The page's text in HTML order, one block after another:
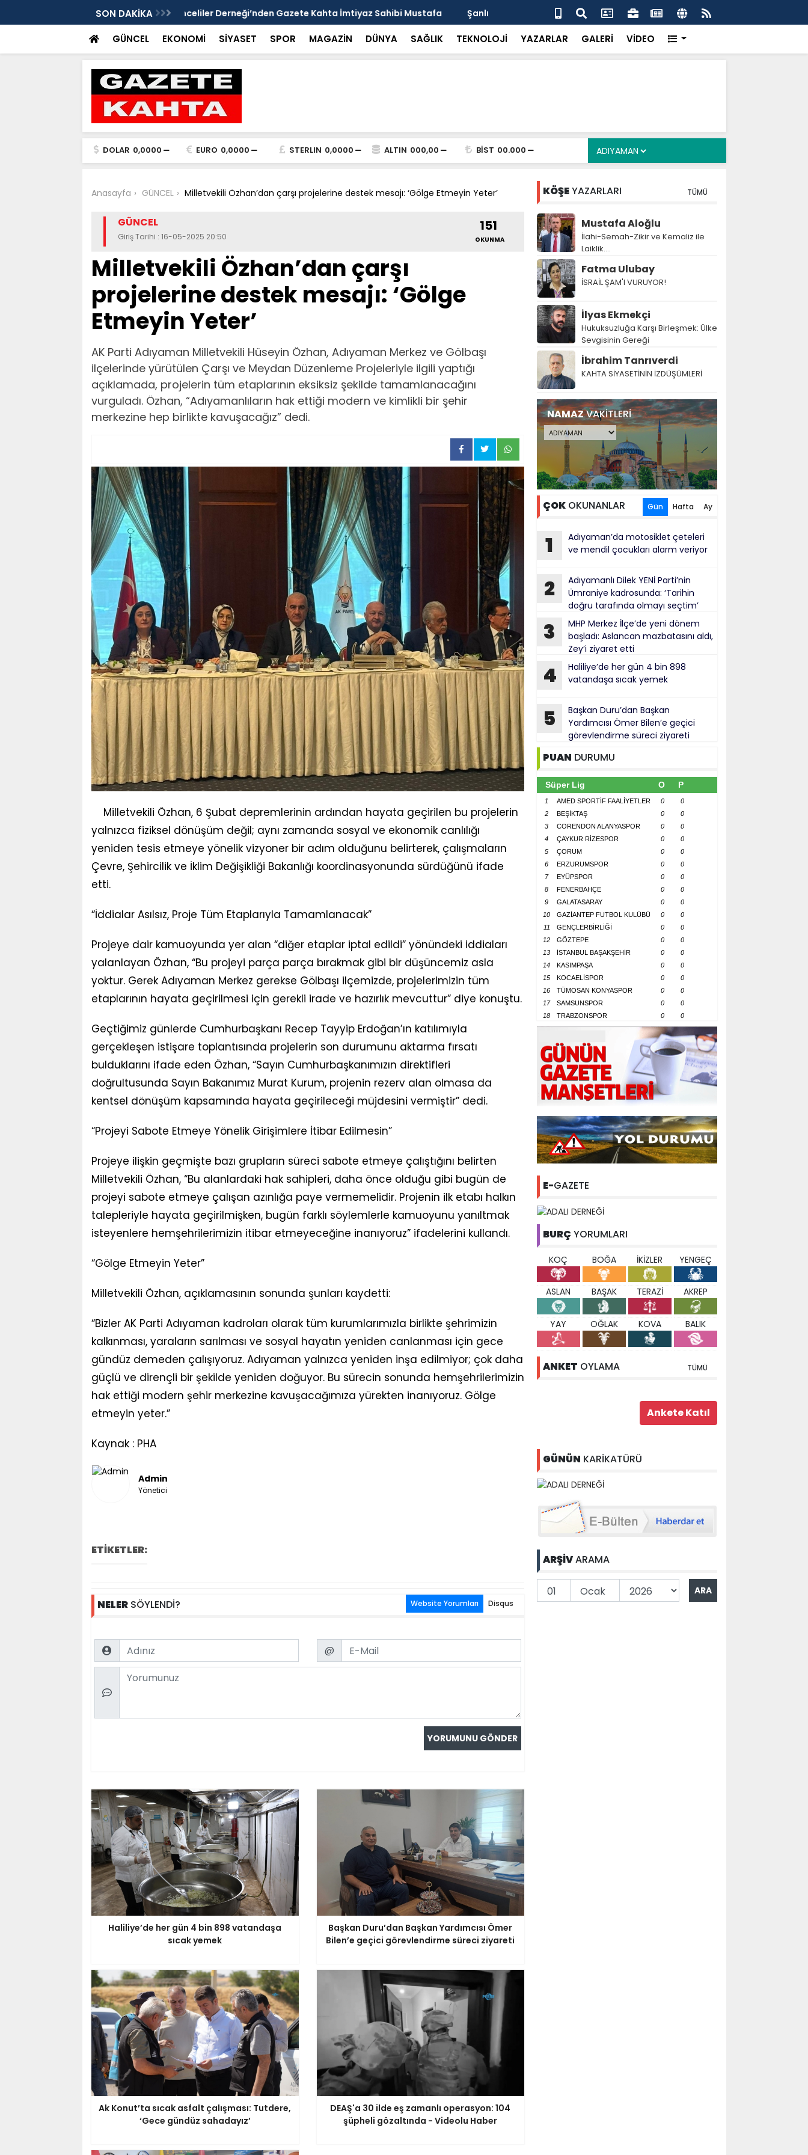
SON DAKİKA
Kahta İmtiyaz Sahibi Mustafa
Şanlıurfa’da yaz uyarısı: Güneşten Korunmayı Alışkanlık Haline
Getirin
Haliliye’de her gün 4 bin 898 vatandaşa sıcak yemek
GÜNCEL EKONOMİ SİYASET SPOR MAGAZİN DÜNYA SAĞLIK TEKNOLOJİ YAZARLAR GALERİ VİDEO
DOLAR 0,0000 EURO 0,0000 STERLIN 0,0000 ALTIN 000,00 BİST 00.000
Anasayfa GÜNCEL Milletvekili Özhan’dan çarşı projelerine destek mesajı: ‘Gölge Etmeyin Yeter’
GÜNCEL
Giriş Tarihi : 16-05-2025 20:50
151
OKUNMA
Milletvekili Özhan’dan çarşı
projelerine destek mesajı: ‘Gölge
Etmeyin Yeter’
AK Parti Adıyaman Milletvekili Hüseyin Özhan, Adıyaman Merkez ve Gölbaşı
ilçelerinde yürütülen Çarşı ve Meydan Düzenleme Projeleriyle ilgili yaptığı
açıklamada, projelerin tüm etaplarının eksiksiz şekilde tamamlanacağını
vurguladı. Özhan, “Adıyamanlıların hak ettiği modern ve kimlikli bir şehir
merkezine hep birlikte kavuşacağız” dedi.
Milletvekili Özhan, 6 Şubat depremlerinin ardından hayata geçirilen bu projelerin
yalnızca fiziksel dönüşüm değil; aynı zamanda sosyal ve ekonomik canlılığı
yeniden tesis etmeye yönelik vizyoner bir adım olduğunu belirterek, çalışmaların
Çevre, Şehircilik ve İklim Değişikliği Bakanlığı koordinasyonunda sürdüğünü ifade
etti.
“İddialar Asılsız, Proje Tüm Etaplarıyla Tamamlanacak”
Projeye dair kamuoyunda yer alan “diğer etaplar iptal edildi” yönündeki iddiaları
yalanlayan Özhan, “Bu projeyi parça parça bırakmak gibi bir düşüncemiz asla
yoktur. Gerek Adıyaman Merkez gerekse Gölbaşı ilçemizde, projelerimizin tüm
etaplarının hayata geçirilmesi için gerekli irade ve hazırlık mevcuttur” diye konuştu.
Geçtiğimiz günlerde Cumhurbaşkanı Recep Tayyip Erdoğan’ın katılımıyla
gerçekleşen istişare toplantısında projelerin son durumunu aktarma fırsatı
bulduklarını ifade eden Özhan, “Sayın Cumhurbaşkanımızın direktifleri
doğrultusunda Sayın Bakanımız Murat Kurum, projenin rezerv alan olmasa da
kentsel dönüşüm kapsamında hayata geçirileceği müjdesini vermiştir” dedi.
“Projeyi Sabote Etmeye Yönelik Girişimlere İtibar Edilmesin”
Projeye ilişkin geçmişte bazı grupların süreci sabote etmeye çalıştığını belirten
Milletvekili Özhan, “Bu alanlardaki hak sahipleri, daha önce olduğu gibi bugün de
projeyi sabote etmeye çalışan azınlığa paye vermemelidir. Projenin ilk etabı halkın
talepleriyle hayata geçirilmişken, bugün farklı söylemlerle kamuoyunu yanıltmak
isteyenlere hemşehrilerimizin itibar etmeyeceğine inanıyoruz” ifadelerini kullandı.
“Gölge Etmeyin Yeter”
Milletvekili Özhan, açıklamasının sonunda şunları kaydetti:
“Bizler AK Parti Adıyaman kadroları olarak tüm kurumlarımızla birlikte şehrimizin
kalkınması, yaraların sarılması ve sosyal hayatın yeniden canlanması için gece
gündüz demeden çalışıyoruz. Adıyaman yalnızca yeniden inşa edilmiyor; çok daha
güçlü ve dirençli bir şekilde yeniden doğuyor. Bu sürecin sonunda hemşehrilerimizin
hak ettiği modern şehir merkezine kavuşacağımıza yürekten inanıyoruz. Gölge
etmeyin yeter.”
Kaynak : PHA
Admin
Yönetici
ETİKETLER:
NELERSÖYLENDİ? Website Yorumları Disqus
Name Email
@
Comment
Haliliye’de her gün 4 bin 898 vatandaşa
sıcak yemek
Başkan Duru’dan Başkan Yardımcısı Ömer
Bilen’e geçici görevlendirme süreci ziyareti
Ak Konut’ta sıcak asfalt çalışması: Tutdere,
‘Gece gündüz sahadayız’
DEAŞ'a 30 ilde eş zamanlı operasyon: 104
şüpheli gözaltında - Videolu Haber
KÖŞEYAZARLARI TÜMÜ
Mustafa Aloğlu
İlahi-Semah-Zikir ve Kemaliz ile
Laiklik….
Fatma Ulubay
İSRAİL ŞAM'I VURUYOR!
İlyas Ekmekçi
Hukuksuzluğa Karşı Birleşmek: Ülke
Sevgisinin Gereği
İbrahim Tanrıverdi
KAHTA SİYASETİNİN İZDÜŞÜMLERİ
NAMAZVAKİTLERİ
ÇOKOKUNANLAR Gün Hafta Ay
1
Adıyaman’da motosiklet çeteleri
ve mendil çocukları alarm veriyor
2
Adıyamanlı Dilek YENİ Parti’nin
Ümraniye kadrosunda: ‘Tarihin
doğru tarafında olmayı seçtim’
3
MHP Merkez İlçe’de yeni dönem
başladı: Aslancan mazbatasını aldı,
Zey’i ziyaret etti
4
Haliliye’de her gün 4 bin 898
vatandaşa sıcak yemek
5
Başkan Duru’dan Başkan
Yardımcısı Ömer Bilen’e geçici
görevlendirme süreci ziyareti
PUAN DURUMU
Süper Lig O P
1 AMED SPORTİF FAALİYETLER 0
0
2
BEŞİKTAŞ 0
0
3
CORENDON ALANYASPOR 0
0
4
ÇAYKUR RİZESPOR 0
0
5
ÇORUM 0
0
6
ERZURUMSPOR 0
0
7
EYÜPSPOR 0
0
8
FENERBAHÇE 0
0
9
GALATASARAY 0
0
10
GAZİANTEP FUTBOL KULÜBÜ 0
0
11
GENÇLERBİRLİĞİ 0
0
12
GÖZTEPE 0
0
13
İSTANBUL BAŞAKŞEHİR 0
0
14
KASIMPAŞA 0
0
15
KOCAELİSPOR 0
0
16
TÜMOSAN KONYASPOR 0
0
17
SAMSUNSPOR 0
0
18
TRABZONSPOR 0 0
E-GAZETE
BURÇ YORUMLARI
KOÇ BOĞA İKİZLER YENGEÇ
ASLAN BAŞAK TERAZİ AKREP
YAY OĞLAK KOVA BALIK
ANKET OYLAMA TÜMÜ
GÜNÜN KARİKATÜRÜ
ARŞİVARAMA